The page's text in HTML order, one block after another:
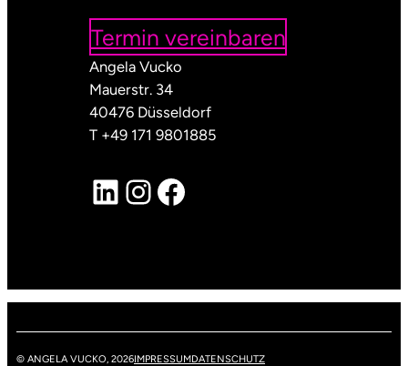
Termin vereinbaren
Angela Vucko
Mauerstr. 34
40476 Düsseldorf
T +49 171 9801885
LinkedIn
Instagram
Facebook
© ANGELA VUCKO, 2026IMPRESSUMDATENSCHUTZ